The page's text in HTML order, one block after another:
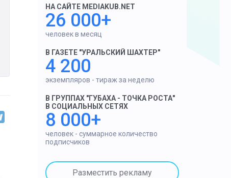
НА САЙТЕ MEDIAKUB.NET
26 000+
человек в месяц
В ГАЗЕТЕ "УРАЛЬСКИЙ ШАХТЕР"
4 200
экземпляров - тираж за неделю
В ГРУППАХ "ГУБАХА - ТОЧКА РОСТА"
В СОЦИАЛЬНЫХ СЕТЯХ
8 000+
человек - суммарное количество
подписчиков
Разместить рекламу